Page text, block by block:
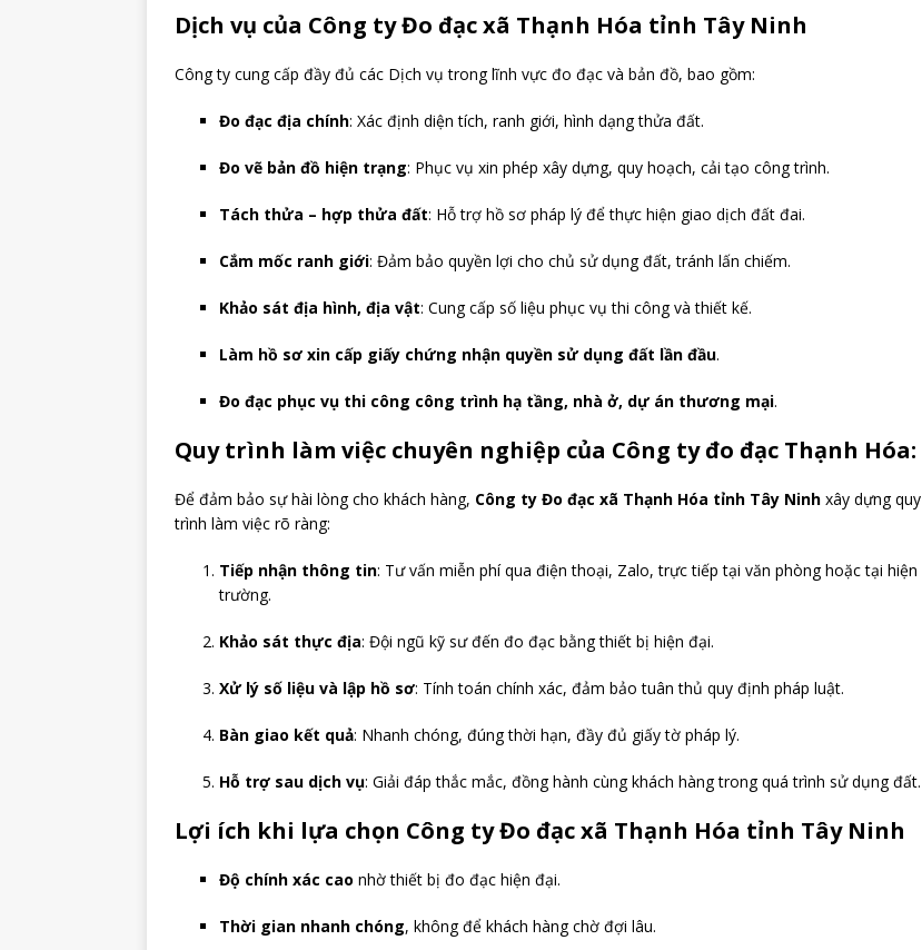
Dịch vụ của Công ty Đo đạc xã Thạnh Hóa tỉnh Tây Ninh
Công ty cung cấp đầy đủ các Dịch vụ trong lĩnh vực đo đạc và bản đồ, bao gồm:
Đo đạc địa chính: Xác định diện tích, ranh giới, hình dạng thửa đất.
Đo vẽ bản đồ hiện trạng: Phục vụ xin phép xây dựng, quy hoạch, cải tạo công trình.
Tách thửa – hợp thửa đất: Hỗ trợ hồ sơ pháp lý để thực hiện giao dịch đất đai.
Cắm mốc ranh giới: Đảm bảo quyền lợi cho chủ sử dụng đất, tránh lấn chiếm.
Khảo sát địa hình, địa vật: Cung cấp số liệu phục vụ thi công và thiết kế.
Làm hồ sơ xin cấp giấy chứng nhận quyền sử dụng đất lần đầu.
Đo đạc phục vụ thi công công trình hạ tầng, nhà ở, dự án thương mại.
Quy trình làm việc chuyên nghiệp của Công ty đo đạc Thạnh Hóa:
Để đảm bảo sự hài lòng cho khách hàng, Công ty Đo đạc xã Thạnh Hóa tỉnh Tây Ninh xây dựng quy
trình làm việc rõ ràng:
Tiếp nhận thông tin: Tư vấn miễn phí qua điện thoại, Zalo, trực tiếp tại văn phòng hoặc tại hiện
trường.
Khảo sát thực địa: Đội ngũ kỹ sư đến đo đạc bằng thiết bị hiện đại.
Xử lý số liệu và lập hồ sơ: Tính toán chính xác, đảm bảo tuân thủ quy định pháp luật.
Bàn giao kết quả: Nhanh chóng, đúng thời hạn, đầy đủ giấy tờ pháp lý.
Hỗ trợ sau dịch vụ: Giải đáp thắc mắc, đồng hành cùng khách hàng trong quá trình sử dụng đất.
Lợi ích khi lựa chọn Công ty Đo đạc xã Thạnh Hóa tỉnh Tây Ninh
Độ chính xác cao nhờ thiết bị đo đạc hiện đại.
Thời gian nhanh chóng, không để khách hàng chờ đợi lâu.